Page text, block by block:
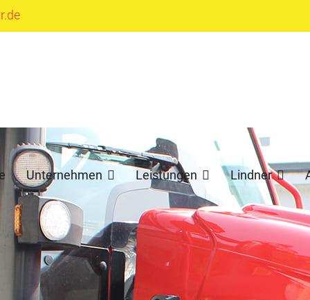
Unternehmen Leistungen Lindner